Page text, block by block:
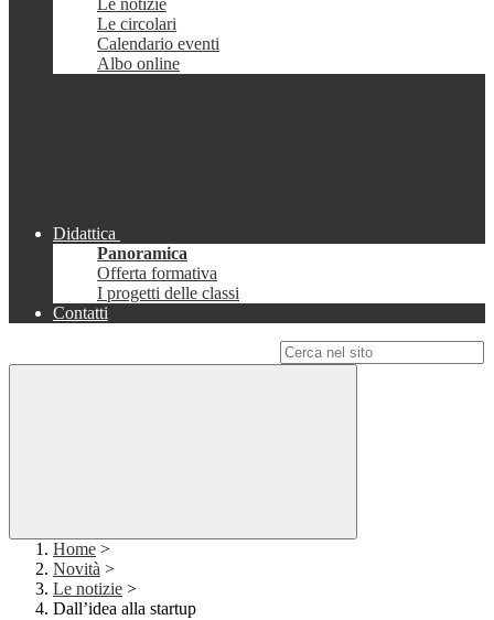
Le notizie
Le circolari
Calendario eventi
Albo online
Didattica
Panoramica
Offerta formativa
I progetti delle classi
Contatti
Home >
Novità >
Le notizie >
Dall’idea alla startup